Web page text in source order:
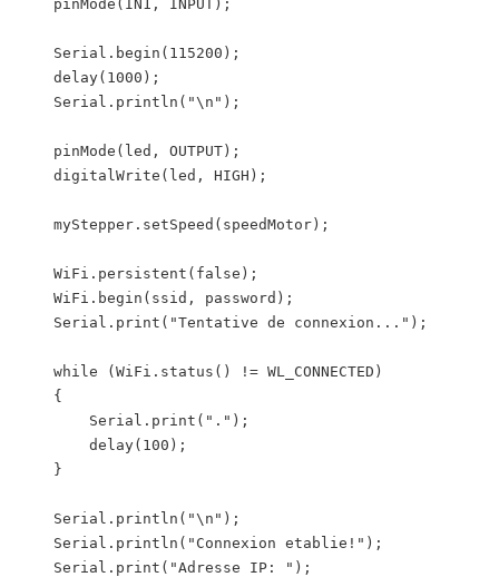
pinMode(IN1, INPUT);
Serial.begin(115200);
delay(1000);
Serial.println("\n");
pinMode(led, OUTPUT);
digitalWrite(led, HIGH);
myStepper.setSpeed(speedMotor);
WiFi.persistent(false);
WiFi.begin(ssid, password);
Serial.print("Tentative de connexion...");
while (WiFi.status() != WL_CONNECTED)
{
Serial.print(".");
delay(100);
}
Serial.println("\n");
Serial.println("Connexion etablie!");
Serial.print("Adresse IP: ");